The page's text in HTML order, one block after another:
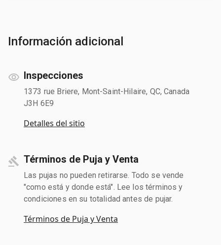
Información adicional
Inspecciones
1373 rue Briere, Mont-Saint-Hilaire, QC, Canada
J3H 6E9
Detalles del sitio
Términos de Puja y Venta
Las pujas no pueden retirarse. Todo se vende
"como está y donde está". Lee los términos y
condiciones en su totalidad antes de pujar.
Términos de Puja y Venta